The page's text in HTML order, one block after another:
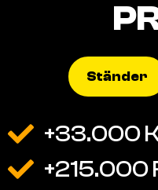
Ständer
+33.000
+215.000